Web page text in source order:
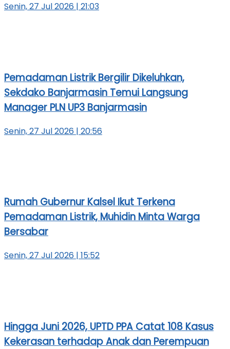
Senin, 27 Jul 2026 | 21:03
Pemadaman Listrik Bergilir Dikeluhkan,
Sekdako Banjarmasin Temui Langsung
Manager PLN UP3 Banjarmasin
Senin, 27 Jul 2026 | 20:56
Rumah Gubernur Kalsel Ikut Terkena
Pemadaman Listrik, Muhidin Minta Warga
Bersabar
Senin, 27 Jul 2026 | 15:52
Hingga Juni 2026, UPTD PPA Catat 108 Kasus
Kekerasan terhadap Anak dan Perempuan